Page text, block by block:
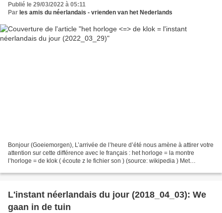
Publié le 29/03/2022 à 05:11
Par les amis du néerlandais - vrienden van het Nederlands
Bonjour (Goeiemorgen), L’arrivée de l’heure d’été nous amène à attirer votre
attention sur cette différence avec le français : het horloge = la montre
l’horloge = de klok ( écoute z le fichier son ) (source: wikipedia ) Met
L'instant néerlandais du jour (2018_04_03): We
gaan in de tuin